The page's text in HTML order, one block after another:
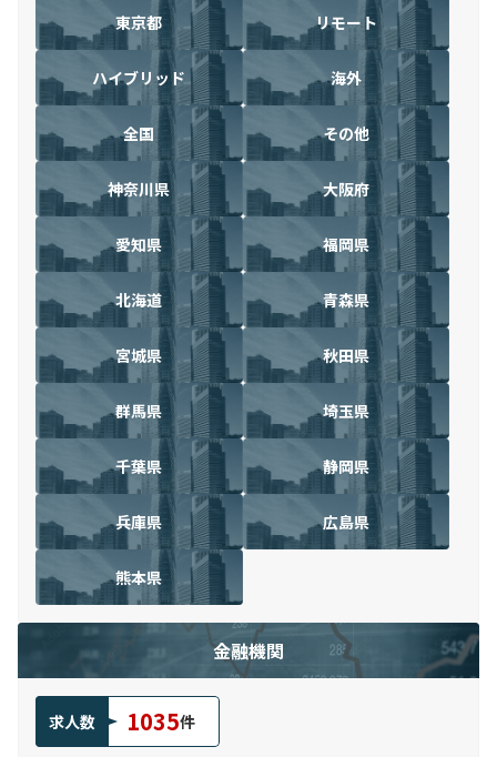
東京都 リモート
ハイブリッド 海外
全国 その他
神奈川県 大阪府
愛知県 福岡県
北海道 青森県
宮城県 秋田県
群馬県 埼玉県
千葉県 静岡県
兵庫県 広島県
熊本県
金融機関
求人数 1035件